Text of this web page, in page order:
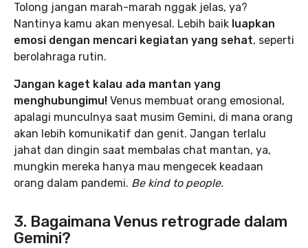
Tolong jangan marah-marah nggak jelas, ya?
Nantinya kamu akan menyesal. Lebih baik luapkan
emosi dengan mencari kegiatan yang sehat, seperti
berolahraga rutin.
Jangan kaget kalau ada mantan yang
menghubungimu! Venus membuat orang emosional,
apalagi munculnya saat musim Gemini, di mana orang
akan lebih komunikatif dan genit. Jangan terlalu
jahat dan dingin saat membalas chat mantan, ya,
mungkin mereka hanya mau mengecek keadaan
orang dalam pandemi. Be kind to people.
3. Bagaimana Venus retrograde dalam
Gemini?